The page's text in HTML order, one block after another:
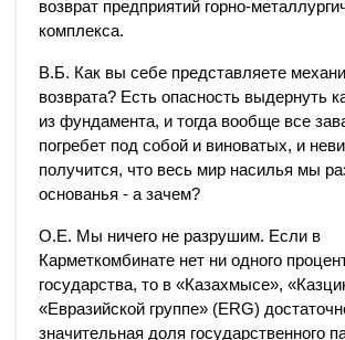
возврат предприятий горно-
комплекса.
В.Б. Как вы себе представляете
возврата? Есть опасность выдернуть
из фундамента, и тогда вообще все
погребет под собой и виноватых, и
получится, что весь мир насилья мы
основанья - а зачем?
О.Е. Мы ничего не разрушим. Если в
Карметкомбинате нет ни одного
государства, то в «Казахмысе»,
«Евразийской группе» (ERG)
значительная доля государственного